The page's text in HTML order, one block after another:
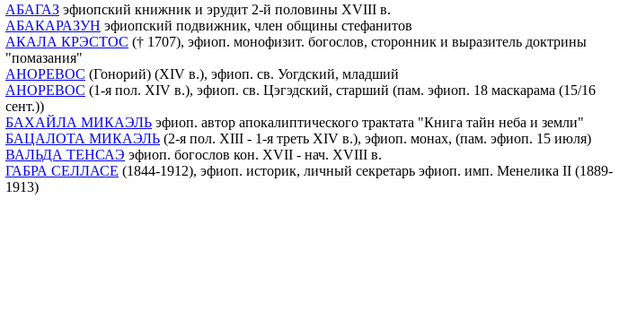
АБАГАЗ эфиопский книжник и эрудит 2-й половины XVIII в.
АБАКАРАЗУН эфиопский подвижник, член общины стефанитов
АКАЛА КРЭСТОС († 1707), эфиоп. монофизит. богослов, сторонник и выразитель доктрины
"помазания"
АНОРЕВОС (Гонорий) (XIV в.), эфиоп. св. Уогдский, младший
АНОРЕВОС (1-я пол. XIV в.), эфиоп. св. Цэгэдский, старший (пам. эфиоп. 18 маскарама (15/16
сент.))
БАХАЙЛА МИКАЭЛЬ эфиоп. автор апокалиптического трактата "Книга тайн неба и земли"
БАЦАЛОТА МИКАЭЛЬ (2-я пол. XIII - 1-я треть XIV в.), эфиоп. монах, (пам. эфиоп. 15 июля)
ВАЛЬДА ТЕНСАЭ эфиоп. богослов кон. XVII - нач. XVIII в.
ГАБРА СЕЛЛАСЕ (1844-1912), эфиоп. историк, личный секретарь эфиоп. имп. Менелика II (1889-
1913)